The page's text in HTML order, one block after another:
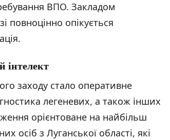
ВПО. Закладом
повноцінно опікується
інтелект
заходу стало оперативне
легеневих, а також інших
орієнтоване на найбільш
осіб з Луганської області, які